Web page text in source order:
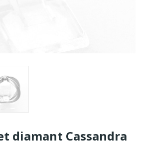
diamant Cassandra